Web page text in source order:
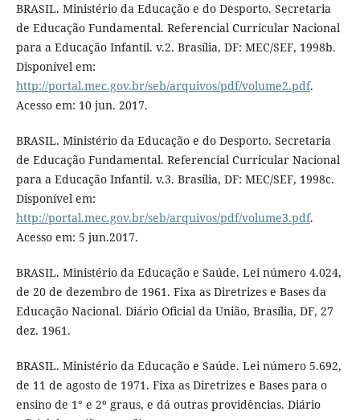
BRASIL. Ministério da Educação e do Desporto. Secretaria
de Educação Fundamental. Referencial Curricular Nacional
para a Educação Infantil. v.2. Brasília, DF: MEC/SEF, 1998b.
Disponível em:
http://portal.mec.gov.br/seb/arquivos/pdf/volume2.pdf.
Acesso em: 10 jun. 2017.
BRASIL. Ministério da Educação e do Desporto. Secretaria
de Educação Fundamental. Referencial Curricular Nacional
para a Educação Infantil. v.3. Brasília, DF: MEC/SEF, 1998c.
Disponível em:
http://portal.mec.gov.br/seb/arquivos/pdf/volume3.pdf.
Acesso em: 5 jun.2017.
BRASIL. Ministério da Educação e Saúde. Lei número 4.024,
de 20 de dezembro de 1961. Fixa as Diretrizes e Bases da
Educação Nacional. Diário Oficial da União, Brasília, DF, 27
dez. 1961.
BRASIL. Ministério da Educação e Saúde. Lei número 5.692,
de 11 de agosto de 1971. Fixa as Diretrizes e Bases para o
ensino de 1° e 2º graus, e dá outras providências. Diário